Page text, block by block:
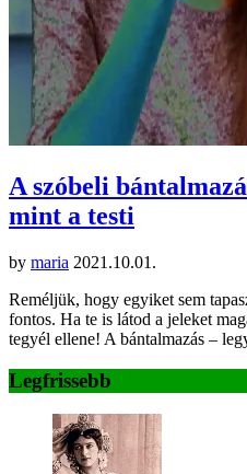
A szóbeli
mint a testi
by maria 2021.10.01.
Reméljük, hogy egyiket sem
fontos. Ha te is látod a jeleket
tegyél ellene! A bántalmazás –
Legfrissebb